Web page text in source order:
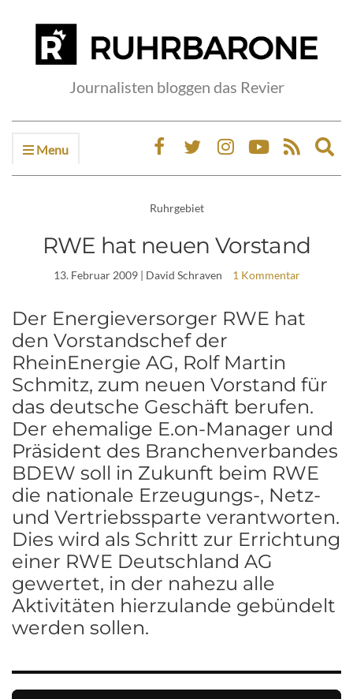
Journalisten bloggen das Revier
Menu
Ruhrgebiet
RWE hat neuen Vorstand
13. Februar 2009| David Schraven 1 Kommentar
Der Energieversorger RWE hat
den Vorstandschef der
RheinEnergie AG, Rolf Martin
Schmitz, zum neuen Vorstand für
das deutsche Geschäft berufen.
Der ehemalige E.on-Manager und
Präsident des Branchenverbandes
BDEW soll in Zukunft beim RWE
die nationale Erzeugungs-, Netz-
und Vertriebssparte verantworten.
Dies wird als Schritt zur Errichtung
einer RWE Deutschland AG
gewertet, in der nahezu alle
Aktivitäten hierzulande gebündelt
werden sollen.